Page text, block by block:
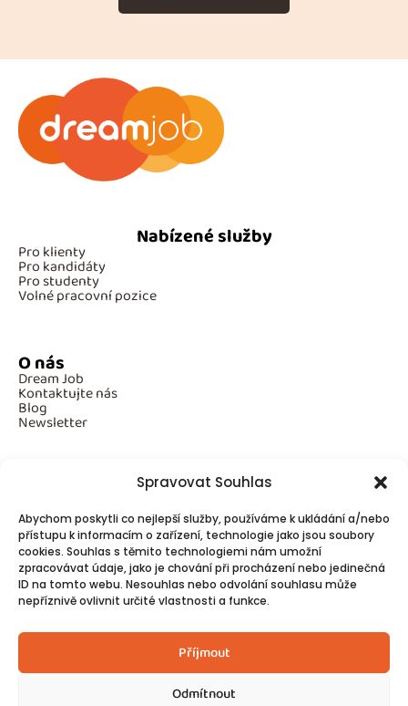
Spravovat Souhlas
Abychom poskytli co nejlepší služby, používáme k ukládání a/nebo
přístupu k informacím o zařízení, technologie jako jsou soubory
cookies. Souhlas s těmito technologiemi nám umožní
zpracovávat údaje, jako je chování při procházení nebo jedinečná
ID na tomto webu. Nesouhlas nebo odvolání souhlasu může
nepříznivě ovlivnit určité vlastnosti a funkce.
Příjmout
Odmítnout
Nabízené služby
Pro klienty
Pro kandidáty
Pro studenty
Volné pracovní pozice
O nás
Dream Job
Kontaktujte nás
Blog
Newsletter
Povinné informace
GDPR
Cookies
Spojte se s námi!